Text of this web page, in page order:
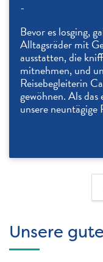
-
Bevor es losging,
Alltagsräder mit
ausstatten, die
mitnehmen, und
Reisebegleiterin
gewöhnen. Als
unsere
Unsere